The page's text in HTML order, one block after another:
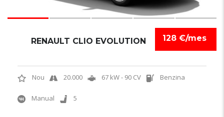
128 €/mes
RENAULT CLIO EVOLUTION
Nou 20.000 67 kW - 90 CV Benzina
Manual 5